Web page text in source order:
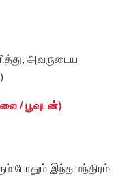
அவருடைய
/ பூவுடன்)
போதும் இந்த மந்திரம்